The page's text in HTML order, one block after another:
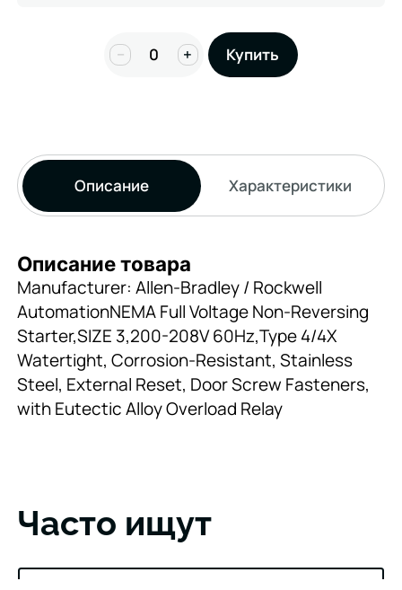
− + Купить
Описание Характеристики
Описание товара
Manufacturer: Allen-Bradley / Rockwell
AutomationNEMA Full Voltage Non-Reversing
Starter,SIZE 3,200-208V 60Hz,Type 4/4X
Watertight, Corrosion-Resistant, Stainless
Steel, External Reset, Door Screw Fasteners,
with Eutectic Alloy Overload Relay
Часто ищут